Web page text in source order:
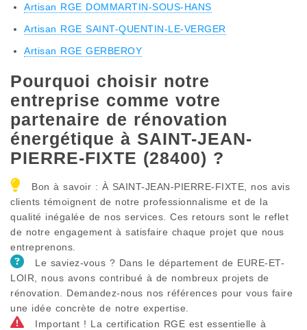
Artisan RGE DOMMARTIN-SOUS-HANS
Artisan RGE SAINT-QUENTIN-LE-VERGER
Artisan RGE GERBEROY
Pourquoi choisir notre
entreprise comme votre
partenaire de rénovation
énergétique à SAINT-JEAN-
PIERRE-FIXTE (28400) ?
Bon à savoir : À SAINT-JEAN-PIERRE-FIXTE, nos avis
clients témoignent de notre professionnalisme et de la
qualité inégalée de nos services. Ces retours sont le reflet
de notre engagement à satisfaire chaque projet que nous
entreprenons.
Le saviez-vous ? Dans le département de EURE-ET-
LOIR, nous avons contribué à de nombreux projets de
rénovation. Demandez-nous nos références pour vous faire
une idée concrète de notre expertise.
Important ! La certification RGE est essentielle à